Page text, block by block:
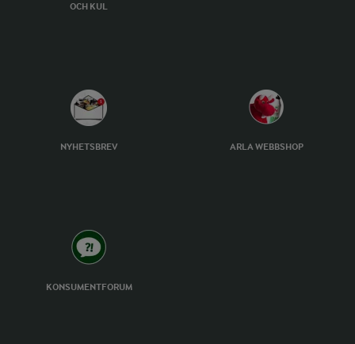
OCH KUL
NYHETSBREV ARLA WEBBSHOP
KONSUMENTFORUM